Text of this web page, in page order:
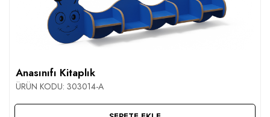
Anasınıfı Kitaplık
ÜRÜN KODU: 303014-A